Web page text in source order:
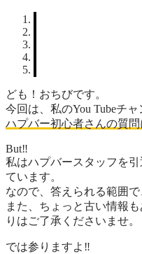
ども！ おちびです。
今回は、私のYou Tubeチ
ハプバー初心者さんの質
But‼
私はハプバースタッフを
ています。
なので、答えられる範囲
また、ちょっと古い情報
りはご了承くださいませ。
では参りますよ‼